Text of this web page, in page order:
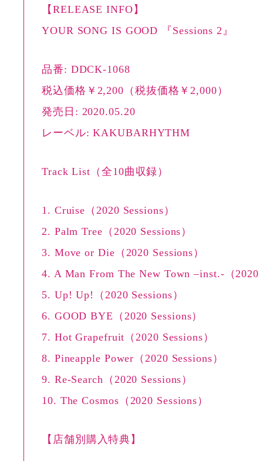
【RELEASE INFO】
YOUR SONG IS GOOD 『Sessions 2』
品番: DDCK-1068
税込価格￥2,200（税抜価格￥2,000）
発売日: 2020.05.20
レーベル: KAKUBARHYTHM
Track List（全10曲収録）
1. Cruise（2020 Sessions）
2. Palm Tree（2020 Sessions）
3. Move or Die（2020 Sessions）
4. A Man From The New Town –inst.-（2020
5. Up! Up!（2020 Sessions）
6. GOOD BYE（2020 Sessions）
7. Hot Grapefruit（2020 Sessions）
8. Pineapple Power（2020 Sessions）
9. Re-Search（2020 Sessions）
10. The Cosmos（2020 Sessions）
【店舗別購入特典】